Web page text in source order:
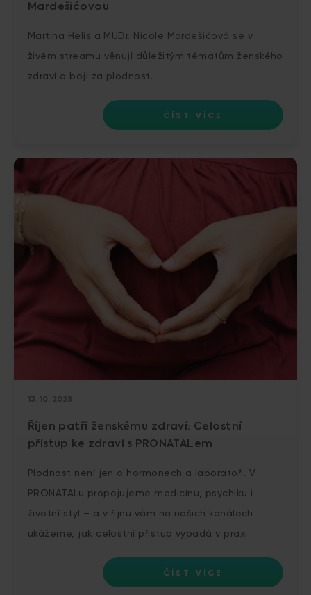
Mardešićovou
Martina Helis a MUDr. Nicole Mardešićová se v
živém streamu věnují důležitým tématům ženského
zdraví a boji za plodnost.
ČÍST VÍCE
13. 10. 2025
Říjen patří ženskému zdraví: Celostní
přístup ke zdraví s PRONATALem
Plodnost není jen o hormonech a laboratoři. V
PRONATALu propojujeme medicínu, psychiku i
životní styl – a v říjnu vám na našich kanálech
ukážeme, jak celostní přístup vypadá v praxi.
ČÍST VÍCE